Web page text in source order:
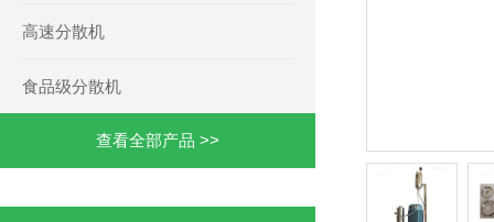
高速分散机
食品级分散机
查看全部产品 >>